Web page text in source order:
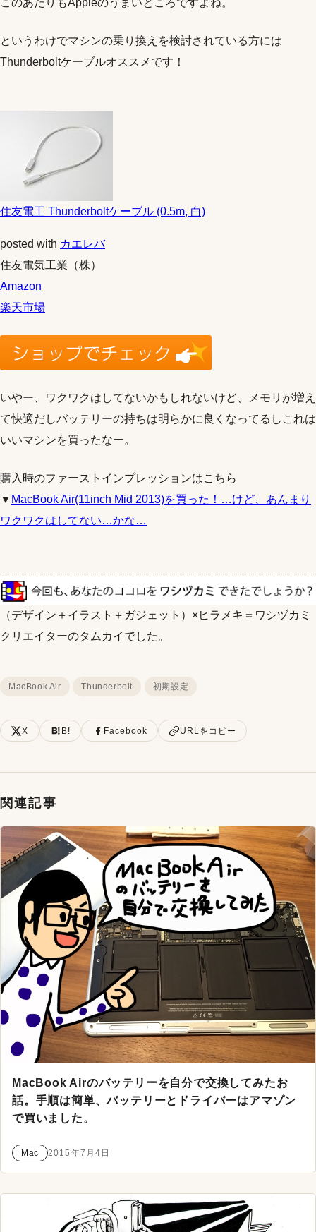
というわけでマシンの乗り換えを検討されている方には
Thunderboltケーブルオススメです！
住友電工 Thunderboltケーブル (0.5m, 白)
posted with カエレバ
住友電気工業（株）
Amazon
楽天市場
いやー、ワクワクはしてないかもしれないけど、メモリが増え
て快適だしバッテリーの持ちは明らかに良くなってるしこれは
いいマシンを買ったなー。
購入時のファーストインプレッションはこちら
▼ MacBook Air(11inch Mid 2013)を買った！…けど、あんまり
ワクワクはしてない…かな…
（デザイン＋イラスト＋ガジェット）×ヒラメキ＝ワシヅカミ
クリエイターのタムカイでした。
MacBook Air Thunderbolt 初期設定
X B! Facebook URLをコピー
関連記事
MacBook Airのバッテリーを自分で交換してみたお
話。手順は簡単、バッテリーとドライバーはアマゾン
で買いました。
Mac 2015年7月4日